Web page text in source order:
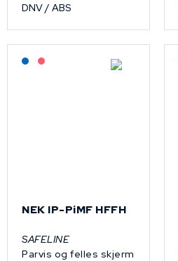
DNV / ABS
Lagerført: NEK Kabel
På forespørsel
NEK IP-PiMF HFFH
SAFELINE
Parvis og felles skjerm